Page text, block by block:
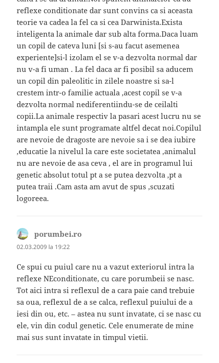
reflexe conditionate dar sunt convins ca si aceasta
teorie va cadea la fel ca si cea Darwinista.Exista
inteligenta la animale dar sub alta forma.Daca luam
un copil de cateva luni [si s-au facut asemenea
experiente]si-l izolam el se v-a dezvolta normal dar
nu v-a fi uman . La fel daca ar fi posibil sa aducem
un copil din paleolitic in zilele noastre si sa-l
crestem intr-o familie actuala ,acest copil se v-a
dezvolta normal nediferentiindu-se de ceilalti
copii.La animale respectiv la pasari acest lucru nu se
intampla ele sunt programate altfel decat noi.Copilul
are nevoie de dragoste are nevoie sa i se dea iubire
,educatie la nivelul la care este societatea ,animalul
nu are nevoie de asa ceva , el are in programul lui
genetic absolut totul pt a se putea dezvolta ,pt a
putea traii .Cam asta am avut de spus ,scuzati
logoreea.
porumbei.ro
02.03.2009 la 19:22
Ce spui cu puiul care nu a vazut exteriorul intra la
reflexe NEconditionate, cu care porumbeii se nasc.
Tot aici intra si reflexul de a cara paie cand trebuie
sa oua, reflexul de a se calca, reflexul puiului de a
iesi din ou, etc. – astea nu sunt invatate, ci se nasc cu
ele, vin din codul genetic. Cele enumerate de mine
mai sus sunt invatate in timpul vietii.